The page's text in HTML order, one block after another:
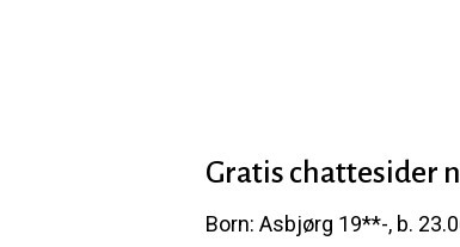
Hit enter to search or ESC to
Gratis chattesider
Born: Asbjørg 19**-, b.